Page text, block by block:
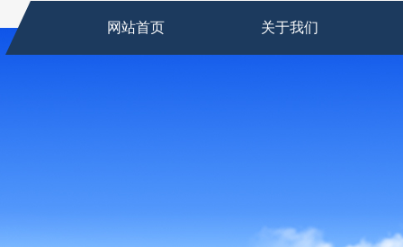
网站首页 关于我们